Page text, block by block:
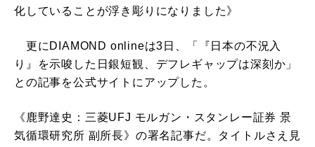
化していることが浮き彫りになりました》
更にDIAMOND onlineは3日、「『日本の不況入
り』を示唆した日銀短観、デフレギャップは深刻か」
との記事を公式サイトにアップした。
《鹿野達史：三菱UFJ モルガン・スタンレー証券 景
気循環研究所 副所長》の署名記事だ。タイトルさえ見